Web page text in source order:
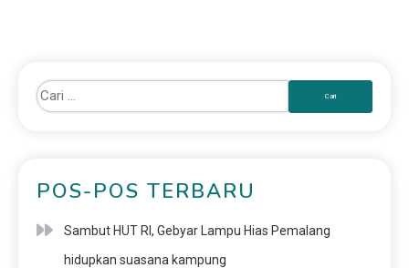
POS-POS TERBARU
Sambut HUT RI, Gebyar Lampu Hias Pemalang
hidupkan suasana kampung